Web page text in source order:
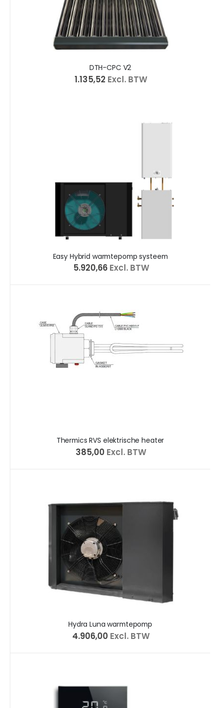
DTH-CPC V2
€ 1.135,52 Excl. BTW
Easy Hybrid warmtepomp systeem
€ 5.920,66 Excl. BTW
Thermics RVS elektrische heater
€ 385,00 Excl. BTW
Hydra Luna warmtepomp
€ 4.906,00 Excl. BTW